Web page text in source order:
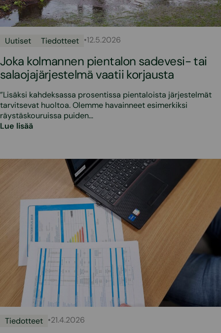
Uutiset Tiedotteet •12.5.2026
Joka kolmannen pientalon sadevesi- tai
salaojajärjestelmä vaatii korjausta
”Lisäksi kahdeksassa prosentissa pientaloista järjestelmät
tarvitsevat huoltoa. Olemme havainneet esimerkiksi
räystäskouruissa puiden…
Lue lisää
Tiedotteet •21.4.2026